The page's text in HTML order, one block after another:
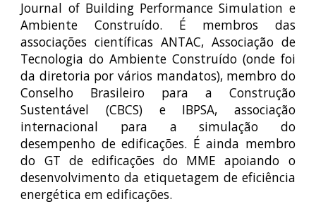
Journal of Building Performance Simulation e
Ambiente Construído. É membros das
associações científicas ANTAC, Associação de
Tecnologia do Ambiente Construído (onde foi
da diretoria por vários mandatos), membro do
Conselho Brasileiro para a Construção
Sustentável (CBCS) e IBPSA, associação
internacional para a simulação do
desempenho de edificações. É ainda membro
do GT de edificações do MME apoiando o
desenvolvimento da etiquetagem de eficiência
energética em edificações.